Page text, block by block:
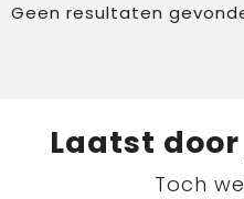
Geen resultaten
Laatst
Toch